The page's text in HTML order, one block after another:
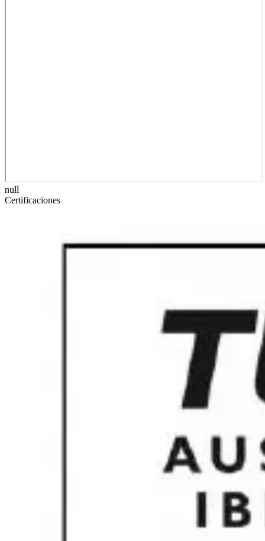
null
Certificaciones